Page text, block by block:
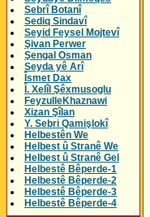
Sebrî Botanî
Sediq Sindavî
Seyid Feysel Mojtevî
Şivan Perwer
Şengal Osman
Seyda yê Arî
Îsmet Dax
Î. Xelîl Şêxmusoglu
FeyzulleKhaznawi
Xizan Şîlan
Y. Sebri Qamişlokî
Helbestên We
Helbest û Stranê We
Helbest û Stranê Gel
Helbestê Bêperde-1
Helbestê Bêperde-2
Helbestê Bêperde-3
Helbestê Bêperde-4